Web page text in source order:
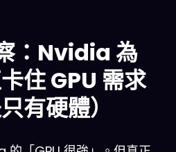
：Nvidia 為
住 GPU 需求
有硬體）